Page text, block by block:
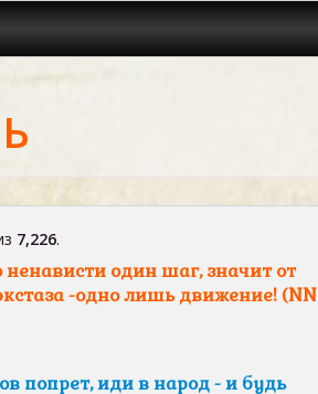
7,226.
один шаг, значит от
-одно лишь движение! (NN
попрет, иди в народ - и будь